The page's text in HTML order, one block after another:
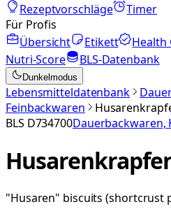
Rezeptvorschläge
Timer
Für Profis
Übersicht
Etikett Health
Nutri-Score
BLS-Datenbank
Dunkelmodus
Lebensmitteldatenbank
Feinbackwaren
BLS D734700Dauerbackwaren,
"Husaren" biscuits (shortcrust